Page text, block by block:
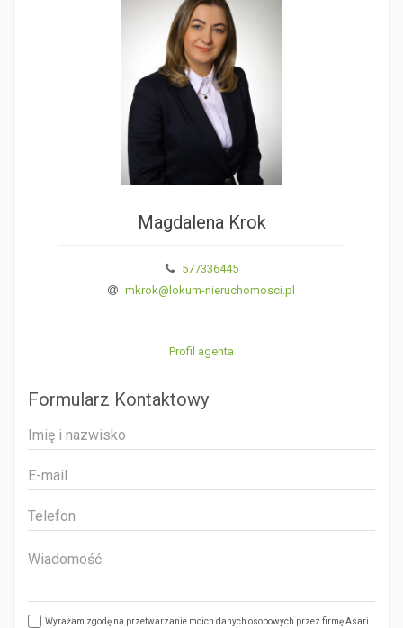
Magdalena Krok
577336445
mkrok@lokum-nieruchomosci.pl
Profil agenta
Formularz Kontaktowy
Wyrażam zgodę na przetwarzanie moich danych osobowych przez firmę Asari